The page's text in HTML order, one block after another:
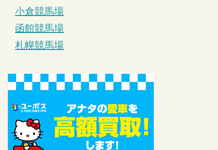
小倉競馬場
函館競馬場
札幌競馬場